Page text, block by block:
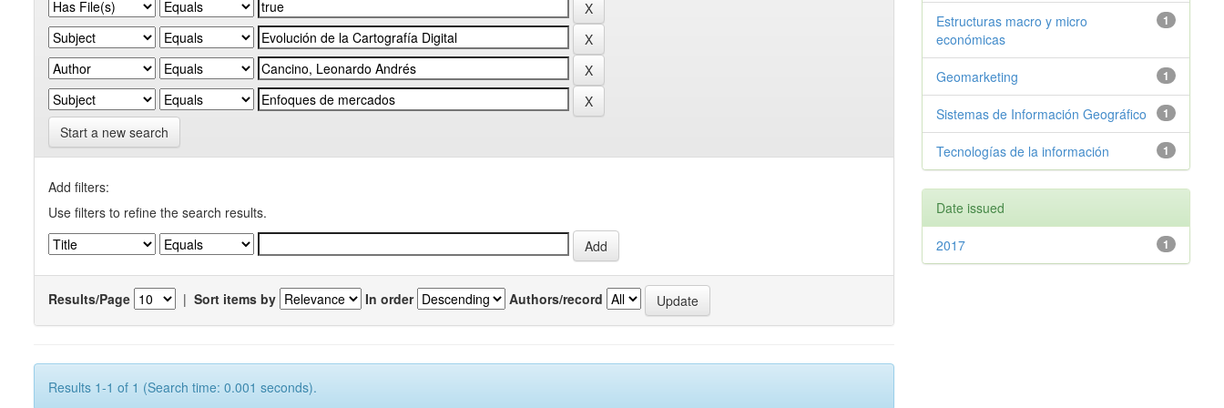
Start a new search
Add filters:
Use filters to refine the search results.
Results/Page | Sort items by In order Authors/record
Results 1-1 of 1 (Search time: 0.001 seconds).
1
Estructuras macro y micro
económicas
1
Geomarketing
1
Sistemas de Información Geográfico
1
Tecnologías de la información
Date issued
1
2017